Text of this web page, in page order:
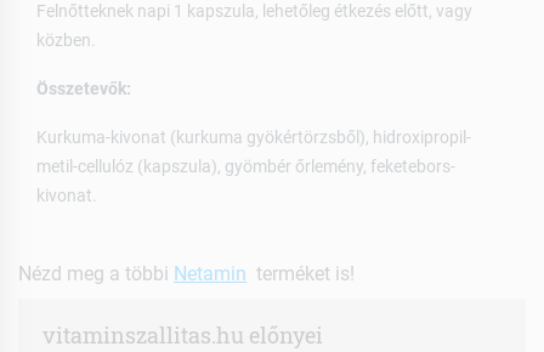
Felnőtteknek napi 1 kapszula, lehetőleg étkezés előtt, vagy
közben.
Összetevők:
Kurkuma-kivonat (kurkuma gyökértörzsből), hidroxipropil-
metil-cellulóz (kapszula), gyömbér őrlemény, feketebors-
kivonat.
Nézd meg a többi Netamin terméket is!
vitaminszallitas.hu előnyei